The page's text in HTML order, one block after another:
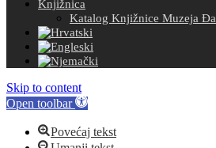
Knjižnica
Katalog Knjižnice Muzeja
Skip to content
Open toolbar
Povećaj tekst